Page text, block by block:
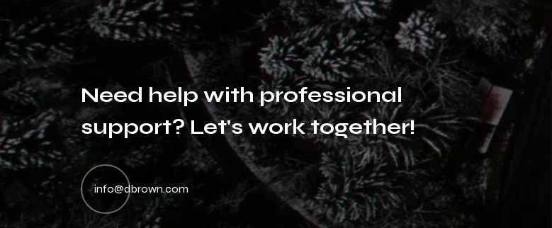
Need helpwith professional
support?Let'sworktogether!
info@dbrown.com
Dan entesque magna magna semper daibus elisan
neca aliuen risus morbi tristique senectus et netus
malesuada fames ac urpis egestas. Nullam miss
muris ulvinar miss in the libero dictum.
Dan entesque magna magna semper daibus elisan
neca aliuen risus morbi tristique senectus et netus
malesuada fames ac urpis egestas. Nullam miss
muris ulvinar miss in the libero dictum.